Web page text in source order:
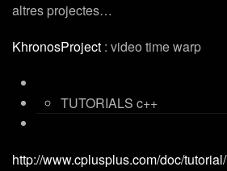
altres projectes…
KhronosProject : video time warp
TUTORIALS c++
http://www.cplusplus.com/doc/tutorial/